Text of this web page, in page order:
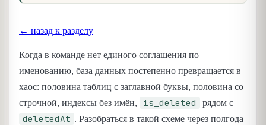
← назад к разделу
Когда в команде нет единого соглашения по
именованию, база данных постепенно превращается в
хаос: половина таблиц с заглавной буквы, половина со
строчной, индексы без имён,
is_deleted рядом с
deletedAt . Разобраться в такой схеме через полгода